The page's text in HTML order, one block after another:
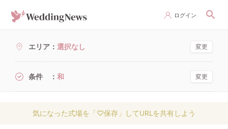
ログイン
エリア 選択なし 変更
条件 和 変更
気になった式場を「♡保存」してURLを共有しよう